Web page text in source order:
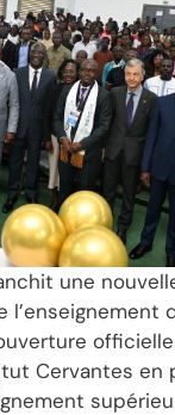
une
officielle
Cervantes en